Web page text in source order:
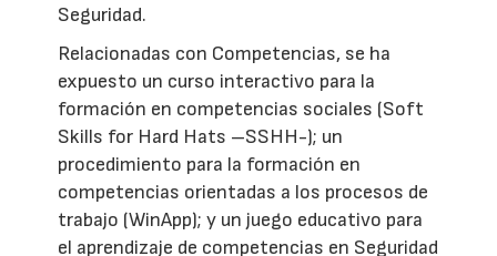
Seguridad.
Relacionadas con Competencias, se ha
expuesto un curso interactivo para la
formación en competencias sociales (Soft
Skills for Hard Hats –SSHH-); un
procedimiento para la formación en
competencias orientadas a los procesos de
trabajo (WinApp); y un juego educativo para
el aprendizaje de competencias en Seguridad